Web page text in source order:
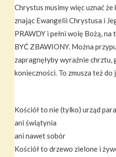
Chrystus musimy więc uznać
znając Ewangelii Chrystusa i
PRAWDY i pełni wolę Bożą, na
BYĆ ZBAWIONY. Można
zapragnęłyby wyraźnie chrztu,
konieczności. To zmusza też do
Kościół to nie (tylko) urząd
ani świątynia
ani nawet sobór
Kościół to drzewo zielone i